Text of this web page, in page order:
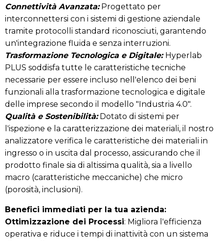
Connettività Avanzata:Progettato per
interconnettersi con i sistemi di gestione aziendale
tramite protocolli standard riconosciuti, garantendo
un'integrazione fluida e senza interruzioni.
Trasformazione Tecnologica e Digitale: Hyperlab
PLUS soddisfa tutte le caratteristiche tecniche
necessarie per essere incluso nell'elenco dei beni
funzionali alla trasformazione tecnologica e digitale
delle imprese secondo il modello "Industria 4.0".
Qualità e Sostenibilità:Dotato di sistemi per
l'ispezione e la caratterizzazione dei materiali, il nostro
analizzatore verifica le caratteristiche dei materiali in
ingresso o in uscita dal processo, assicurando che il
prodotto finale sia di altissima qualità, sia a livello
macro (caratteristiche meccaniche) che micro
(porosità, inclusioni).
Benefici immediati per la tua azienda:
Ottimizzazione dei Processi: Migliora l'efficienza
operativa e riduce i tempi di inattività con un sistema